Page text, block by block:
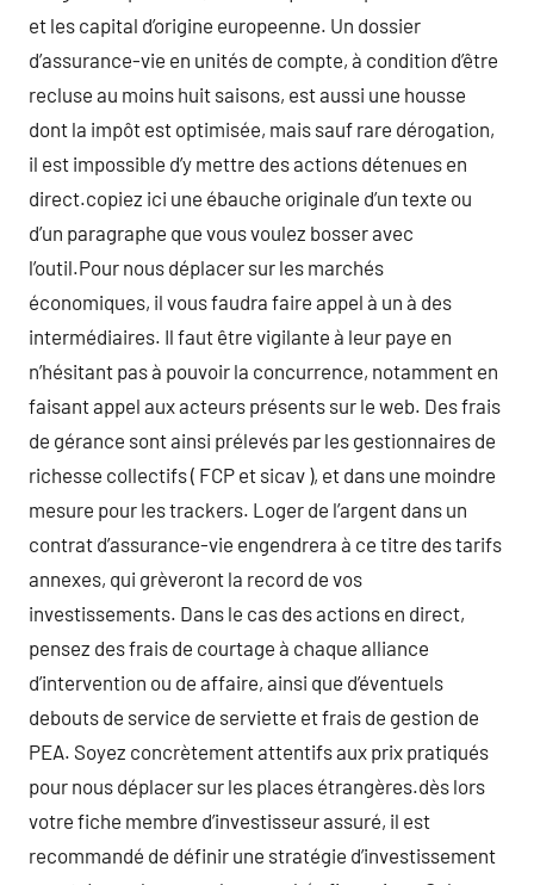
et les capital d’origine europeenne. Un dossier
d’assurance-vie en unités de compte, à condition d’être
recluse au moins huit saisons, est aussi une housse
dont la impôt est optimisée, mais sauf rare dérogation,
il est impossible d’y mettre des actions détenues en
direct.copiez ici une ébauche originale d’un texte ou
d’un paragraphe que vous voulez bosser avec
l’outil.Pour nous déplacer sur les marchés
économiques, il vous faudra faire appel à un à des
intermédiaires. Il faut être vigilante à leur paye en
n’hésitant pas à pouvoir la concurrence, notamment en
faisant appel aux acteurs présents sur le web. Des frais
de gérance sont ainsi prélevés par les gestionnaires de
richesse collectifs ( FCP et sicav ), et dans une moindre
mesure pour les trackers. Loger de l’argent dans un
contrat d’assurance-vie engendrera à ce titre des tarifs
annexes, qui grèveront la record de vos
investissements. Dans le cas des actions en direct,
pensez des frais de courtage à chaque alliance
d’intervention ou de affaire, ainsi que d’éventuels
debouts de service de serviette et frais de gestion de
PEA. Soyez concrètement attentifs aux prix pratiqués
pour nous déplacer sur les places étrangères.dès lors
votre fiche membre d’investisseur assuré, il est
recommandé de définir une stratégie d’investissement